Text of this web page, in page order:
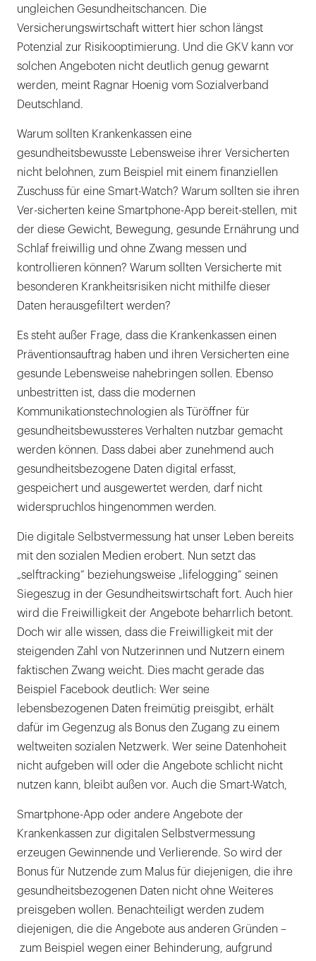
ungleichen Gesundheitschancen. Die
Versicherungswirtschaft wittert hier schon längst
Potenzial zur Risikooptimierung. Und die GKV kann vor
solchen Angeboten nicht deutlich genug gewarnt
werden, meint Ragnar Hoenig vom Sozialverband
Deutschland.
Warum sollten Krankenkassen eine
gesundheitsbewusste Lebensweise ihrer Versicherten
nicht belohnen, zum Beispiel mit einem finanziellen
Zuschuss für eine Smart-Watch? Warum sollten sie ihren
Ver-sicherten keine Smartphone-App bereit-stellen, mit
der diese Gewicht, Bewegung, gesunde Ernährung und
Schlaf freiwillig und ohne Zwang messen und
kontrollieren können? Warum sollten Versicherte mit
besonderen Krankheitsrisiken nicht mithilfe dieser
Daten herausgefiltert werden?
Es steht außer Frage, dass die Krankenkassen einen
Präventionsauftrag haben und ihren Versicherten eine
gesunde Lebensweise nahebringen sollen. Ebenso
unbestritten ist, dass die modernen
Kommunikationstechnologien als Türöffner für
gesundheitsbewussteres Verhalten nutzbar gemacht
werden können. Dass dabei aber zunehmend auch
gesundheitsbezogene Daten digital erfasst,
gespeichert und ausgewertet werden, darf nicht
widerspruchlos hingenommen werden.
Die digitale Selbstvermessung hat unser Leben bereits
mit den sozialen Medien erobert. Nun setzt das
„selftracking“ beziehungsweise „lifelogging“ seinen
Siegeszug in der Gesundheitswirtschaft fort. Auch hier
wird die Freiwilligkeit der Angebote beharrlich betont.
Doch wir alle wissen, dass die Freiwilligkeit mit der
steigenden Zahl von Nutzerinnen und Nutzern einem
faktischen Zwang weicht. Dies macht gerade das
Beispiel Facebook deutlich: Wer seine
lebensbezogenen Daten freimütig preisgibt, erhält
dafür im Gegenzug als Bonus den Zugang zu einem
weltweiten sozialen Netzwerk. Wer seine Datenhoheit
nicht aufgeben will oder die Angebote schlicht nicht
nutzen kann, bleibt außen vor. Auch die Smart-Watch,
Smartphone-App oder andere Angebote der
Krankenkassen zur digitalen Selbstvermessung
erzeugen Gewinnende und Verlierende. So wird der
Bonus für Nutzende zum Malus für diejenigen, die ihre
gesundheitsbezogenen Daten nicht ohne Weiteres
preisgeben wollen. Benachteiligt werden zudem
diejenigen, die die Angebote aus anderen Gründen –
zum Beispiel wegen einer Behinderung, aufgrund